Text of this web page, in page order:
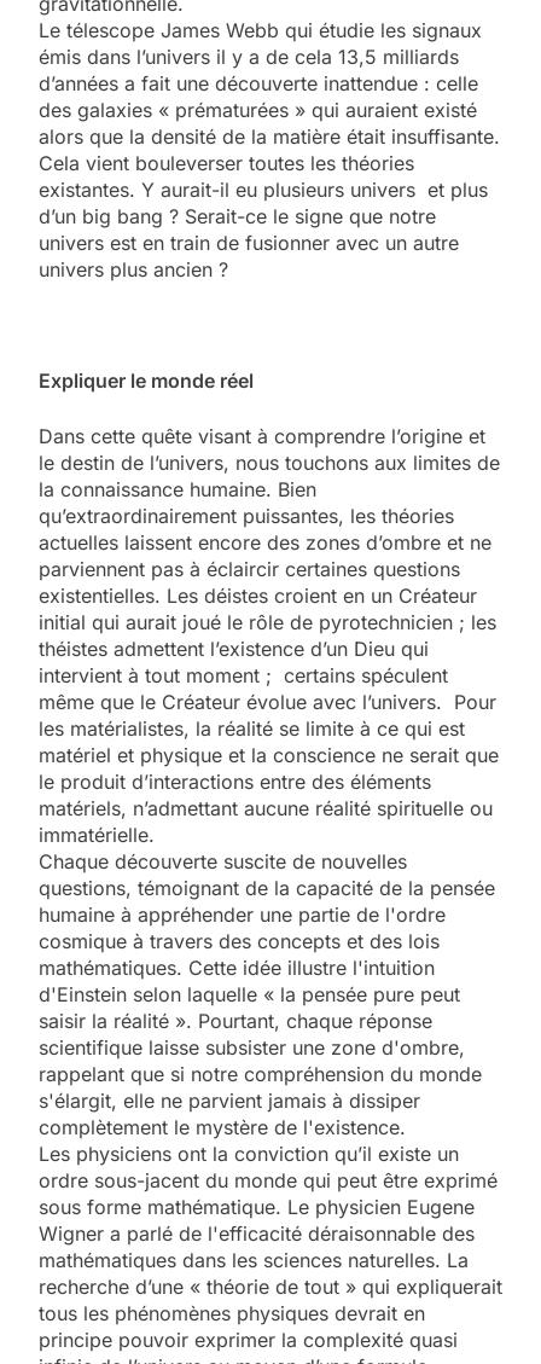
Le télescope James Webb qui étudie les signaux
émis dans l’univers il y a de cela 13,5 milliards
d’années a fait une découverte inattendue : celle
des galaxies « prématurées » qui auraient existé
alors que la densité de la matière était insuffisante.
Cela vient bouleverser toutes les théories
existantes. Y aurait-il eu plusieurs univers et plus
d’un big bang ? Serait-ce le signe que notre
univers est en train de fusionner avec un autre
univers plus ancien ?
Expliquer le monde réel
Dans cette quête visant à comprendre l’origine et
le destin de l’univers, nous touchons aux limites de
la connaissance humaine. Bien
qu’extraordinairement puissantes, les théories
actuelles laissent encore des zones d’ombre et ne
parviennent pas à éclaircir certaines questions
existentielles. Les déistes croient en un Créateur
initial qui aurait joué le rôle de pyrotechnicien ; les
théistes admettent l’existence d’un Dieu qui
intervient à tout moment ; certains spéculent
même que le Créateur évolue avec l’univers. Pour
les matérialistes, la réalité se limite à ce qui est
matériel et physique et la conscience ne serait que
le produit d’interactions entre des éléments
matériels, n’admettant aucune réalité spirituelle ou
immatérielle.
Chaque découverte suscite de nouvelles
questions, témoignant de la capacité de la pensée
humaine à appréhender une partie de l'ordre
cosmique à travers des concepts et des lois
mathématiques. Cette idée illustre l'intuition
d'Einstein selon laquelle « la pensée pure peut
saisir la réalité ». Pourtant, chaque réponse
scientifique laisse subsister une zone d'ombre,
rappelant que si notre compréhension du monde
s'élargit, elle ne parvient jamais à dissiper
complètement le mystère de l'existence.
Les physiciens ont la conviction qu’il existe un
ordre sous-jacent du monde qui peut être exprimé
sous forme mathématique. Le physicien Eugene
Wigner a parlé de l'efficacité déraisonnable des
mathématiques dans les sciences naturelles. La
recherche d’une « théorie de tout » qui expliquerait
tous les phénomènes physiques devrait en
principe pouvoir exprimer la complexité quasi